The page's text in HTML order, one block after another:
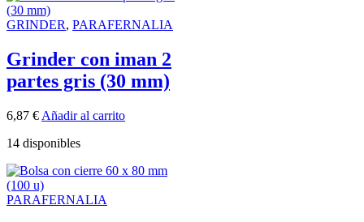
GRINDER, PARAFERNALIA
Grinder con iman 2
partes gris (30 mm)
6,87 € Añadir al carrito
14 disponibles
PARAFERNALIA